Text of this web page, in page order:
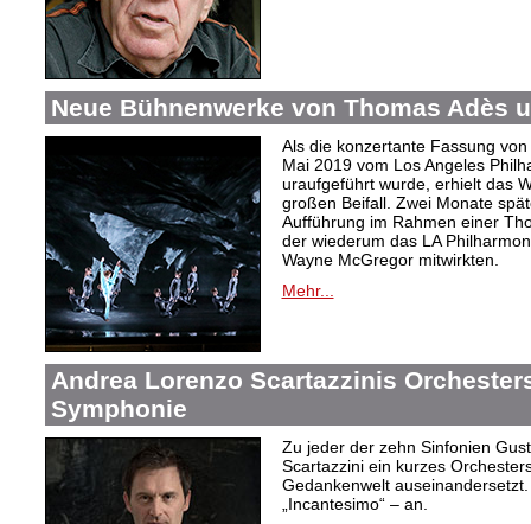
Neue Bühnenwerke von Thomas Adès
Als die konzertante Fassung
Mai 2019 vom Los Angeles
uraufgeführt wurde, erhielt das
großen Beifall. Zwei Monate
Aufführung im Rahmen einer
der wiederum das LA
Wayne McGregor mitwirkten.
Mehr...
Andrea Lorenzo Scartazzinis
Symphonie
Zu jeder der zehn Sinfonien
Scartazzini ein kurzes
Gedankenwelt
„Incantesimo“ – an.